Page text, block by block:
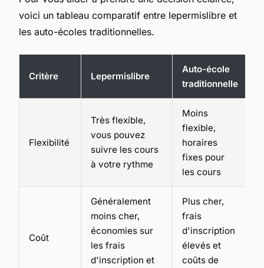
voici un tableau comparatif entre lepermislibre et
les auto-écoles traditionnelles.
Critère Lepermislibre
Auto-école
traditionnelle
Flexibilité
Très flexible,
vous pouvez
suivre les cours
à votre rythme
Moins
flexible,
horaires
fixes pour
les cours
Coût
Généralement
moins cher,
économies sur
les frais
d'inscription et
Plus cher,
frais
d'inscription
élevés et
coûts de